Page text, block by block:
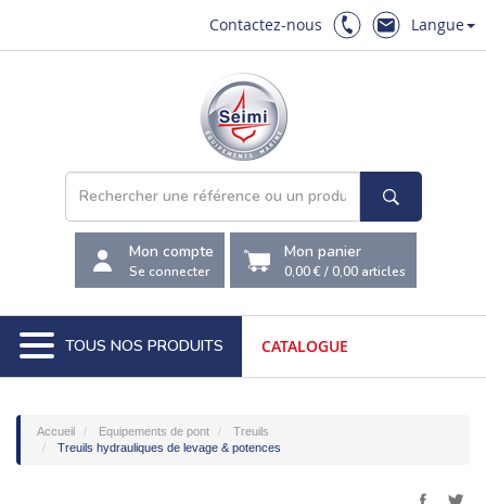
Contactez-nous Langue
Mon compte
Se connecter
Mon panier
0,00 €/0,00 articles
TOUS NOS PRODUITS CATALOGUE
Accueil Equipements de pont
Treuils
Treuils hydrauliques de levage & potences